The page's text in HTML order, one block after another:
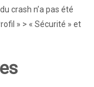
crash n’a pas été
» > « Sécurité » et